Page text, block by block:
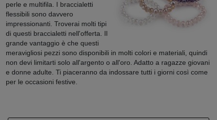
perle e multifila. I braccialetti
flessibili sono davvero
impressionanti. Troverai molti tipi
di questi braccialetti nell'offerta. Il
grande vantaggio è che questi
meravigliosi pezzi sono disponibili in molti colori e materiali, quindi
non devi limitarti solo all'argento o all'oro. Adatto a ragazze giovani
e donne adulte. Ti piaceranno da indossare tutti i giorni così come
per le occasioni festive.